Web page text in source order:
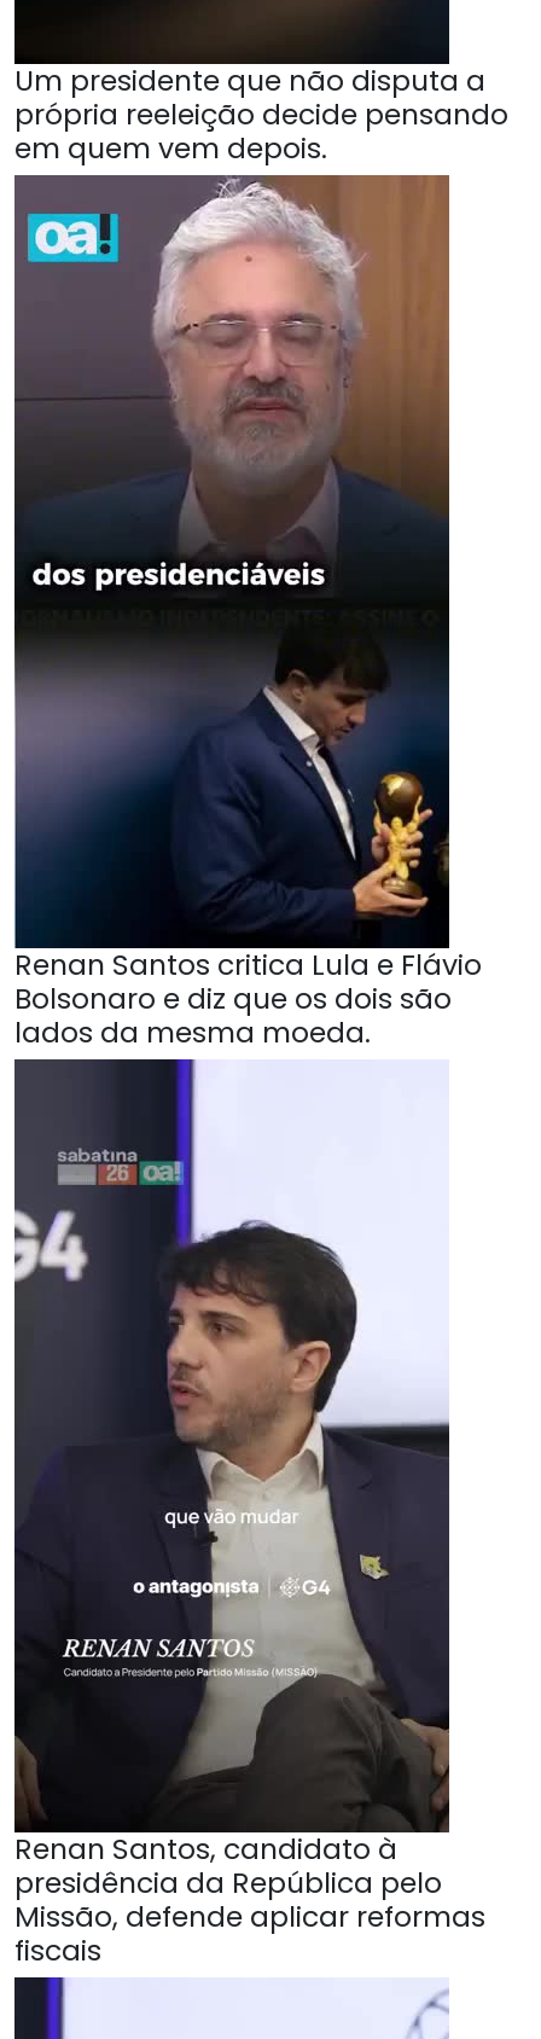
Um presidente que não disputa a
própria reeleição decide pensando
em quem vem depois.
Renan Santos critica Lula e Flávio
Bolsonaro e diz que os dois são
lados da mesma moeda.
Renan Santos, candidato à
presidência da República pelo
Missão, defende aplicar reformas
fiscais